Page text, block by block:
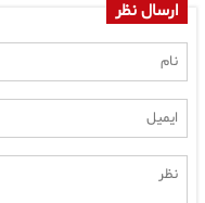
ارسال نظر